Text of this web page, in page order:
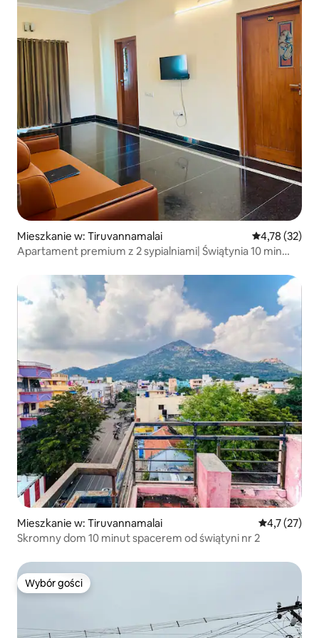
Mieszkanie w: Tiruvannamalai Średnia
4,78 (32)
Apartament premium z 2 sypialniami| Świątynia 10 min
Mieszkanie w: Tiruvannamalai Średnia
4,7 (27)
Skromny dom 10 minut spacerem od świątyni nr 2
Wybór gości
Wybór gości